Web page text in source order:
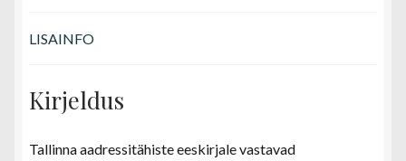
LISAINFO
Kirjeldus
Tallinna aadressitähiste eeskirjale vastavad